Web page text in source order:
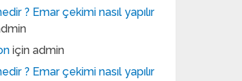
? Emar çekimi nasıl yapılır
içinadmin
? Emar çekimi nasıl yapılır